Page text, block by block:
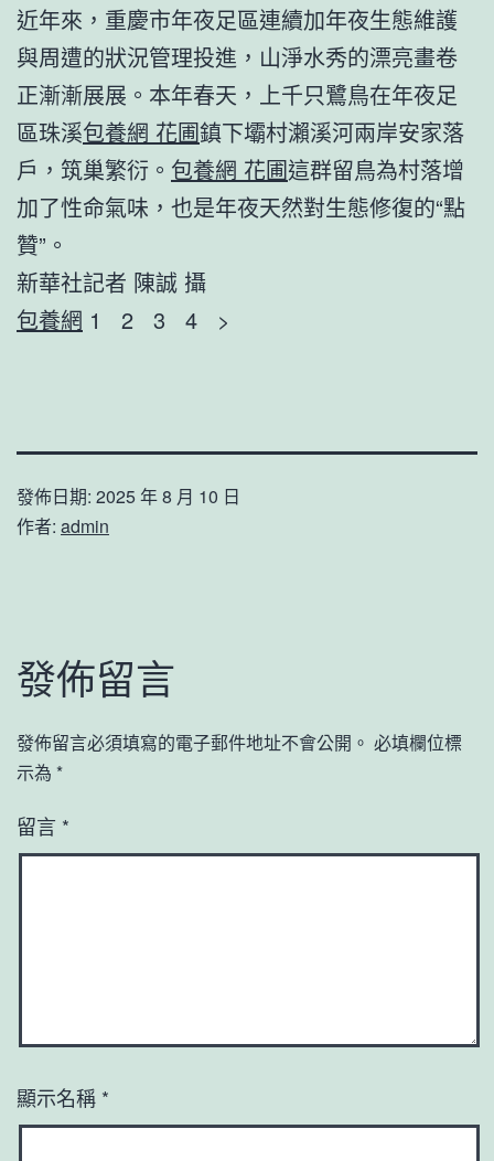
近年來，重慶市年夜足區連續加年夜生態維護
與周遭的狀況管理投進，山淨水秀的漂亮畫卷
正漸漸展展。本年春天，上千只鷺鳥在年夜足
區珠溪包養網 花圃鎮下壩村瀨溪河兩岸安家落
戶，筑巢繁衍。 包養網 花圃這群留鳥為村落增
加了性命氣味，也是年夜天然對生態修復的“點
贊”。
新華社記者 陳誠 攝
包養網 1 2 3 4 >
發佈日期: 2025 年 8 月 10 日
作者: admin
發佈留言
發佈留言必須填寫的電子郵件地址不會公開。 必填欄位標
示為 *
留言 *
顯示名稱 *